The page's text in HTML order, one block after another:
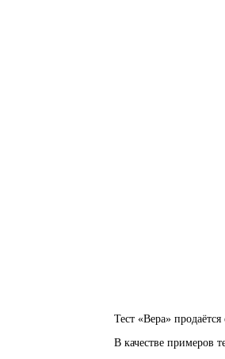
Тест «Вера»
В качестве примеров